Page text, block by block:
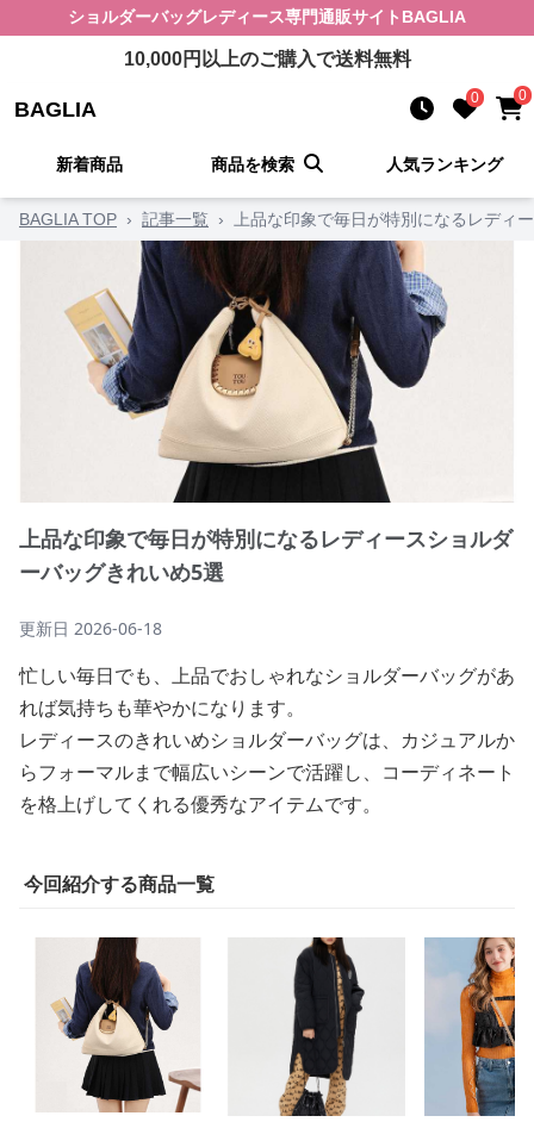
ショルダーバッグレディース専門通販サイト BAGLIA
10,000円以上のご購入で送料無料
BAGLIA 0 0
新着商品 商品を検索 人気ランキング
BAGLIA TOP › 記事一覧 › 上品な印象で毎日が特別になるレディ
上品な印象で毎日が特別になるレディースショルダ
ーバッグきれいめ5選
更新日 2026-06-18
忙しい毎日でも、上品でおしゃれなショルダーバッグがあ
れば気持ちも華やかになります。
レディースのきれいめショルダーバッグは、カジュアルか
らフォーマルまで幅広いシーンで活躍し、コーディネート
を格上げしてくれる優秀なアイテムです。
今回紹介する商品一覧